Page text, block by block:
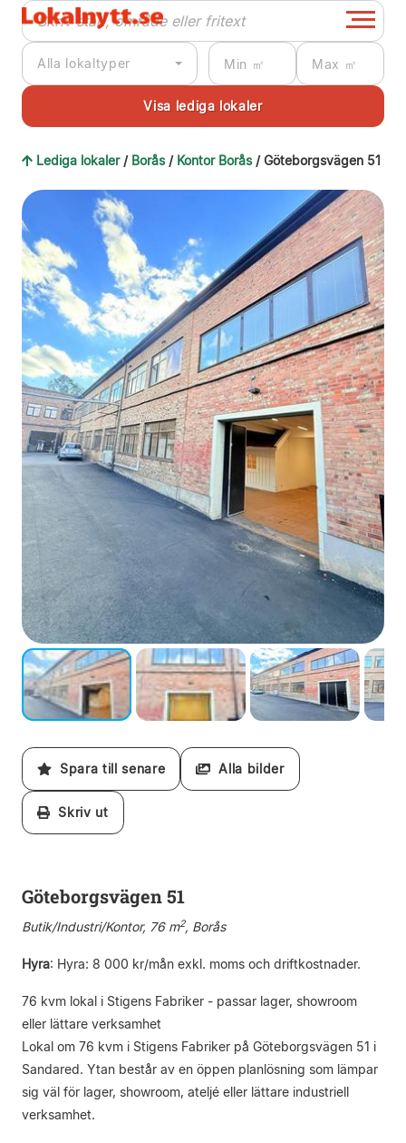
Alla lokaltyper
Lediga lokaler / Borås/ Kontor Borås/ Göteborgsvägen 51
Spara till senare Alla bilder
Skriv ut
Göteborgsvägen 51
Butik/Industri/Kontor, 76 m2, Borås
Hyra: Hyra: 8 000 kr/mån exkl. moms och driftkostnader.
76 kvm lokal i Stigens Fabriker - passar lager, showroom
eller lättare verksamhet
Lokal om 76 kvm i Stigens Fabriker på Göteborgsvägen 51 i
Sandared. Ytan består av en öppen planlösning som lämpar
sig väl för lager, showroom, ateljé eller lättare industriell
verksamhet.